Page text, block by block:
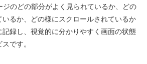
ジのどの部分がよく見られているか、どの
るか、どの様にスクロールされているか
録し、視覚的に分かりやすく画面の状態
です。